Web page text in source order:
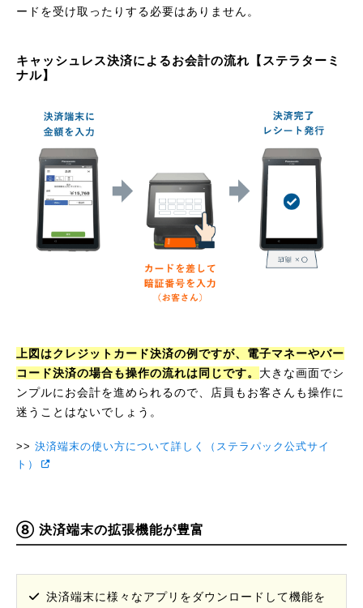
ードを受け取ったりする必要はありません。
キャッシュレス決済によるお会計の流れ【ステラターミ
ナル】
上図はクレジットカード決済の例ですが、電子マネーやバー
コード決済の場合も操作の流れは同じです。 大きな画面でシ
ンプルにお会計を進められるので、店員もお客さんも操作に
迷うことはないでしょう。
決済端末の使い方について詳しく（ステラパック公式サイ
ト）
⑧ 決済端末の拡張機能が豊富
決済端末に様々なアプリをダウンロードして機能を